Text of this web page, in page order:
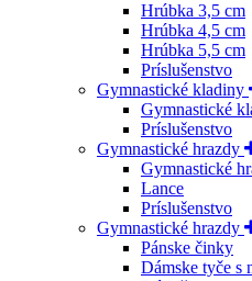
Hrúbka 3,5 cm
Hrúbka 4,5 cm
Hrúbka 5,5 cm
Príslušenstvo
Gymnastické kladiny
Gymnastické
Príslušenstvo
Gymnastické hrazdy
Gymnastické
Lance
Príslušenstvo
Gymnastické hrazdy
Pánske činky
Dámske tyče s